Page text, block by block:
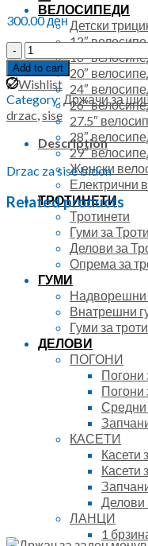
ВЕЛОСИПЕДИ
Детски
12″
16″
20″
24″
26″
27.5″
28″
29″
Женски
Електрични
ТРОТИНЕТИ
Тротинети
Гуми за
Делови за
Опрема за
ГУМИ
Надворешни
Внатрешни
Гуми за
ДЕЛОВИ
ПОГОНИ
Погони
Средни
КАСЕТИ
Касети
Касети
Делови
ЛАНЦИ
1
300.00ден
Држач
за
шише
-
бидон
quantity
Add to cart
Wishlist
Category: Држачи за
drzac,sise
Description
Drzac za sise bidon
Related products